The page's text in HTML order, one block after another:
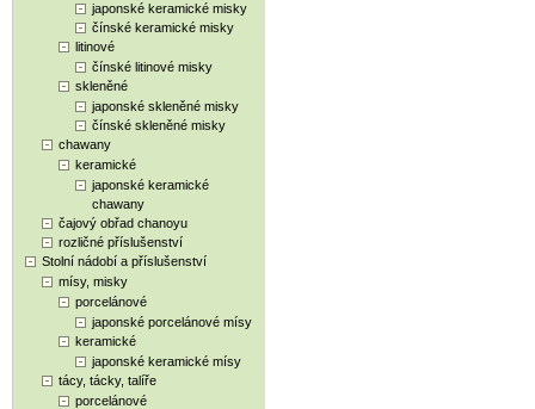
japonské keramické misky
čínské keramické misky
litinové
čínské litinové misky
skleněné
japonské skleněné misky
čínské skleněné misky
chawany
keramické
japonské keramické
chawany
čajový obřad chanoyu
rozličné příslušenství
Stolní nádobí a příslušenství
mísy, misky
porcelánové
japonské porcelánové mísy
keramické
japonské keramické mísy
tácy, tácky, talíře
porcelánové